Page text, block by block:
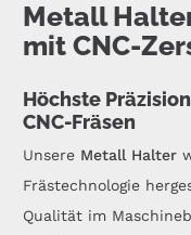
Metall
mit CNC-
Höchste
CNC-Fräsen
Unsere Metall Halter
Frästechnologie
Qualität im